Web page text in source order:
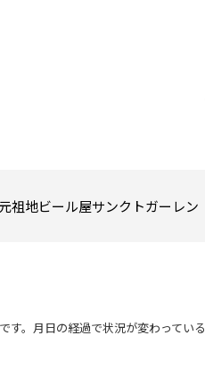
祖地ビール屋サンクトガーレン
す。月日の経過で状況が変わってい